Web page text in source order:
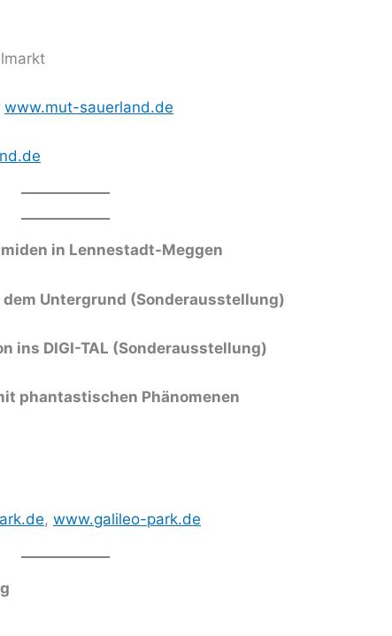
www.mut-sauerland.de
in Lennestadt-Meggen
Untergrund (Sonderausstellung)
ins DIGI-TAL (Sonderausstellung)
phantastischen Phänomenen
, www.galileo-park.de